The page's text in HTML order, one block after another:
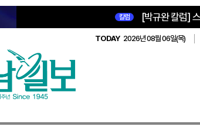
칼럼 [박규완 칼럼]
TODAY 2026년 08월 06일(목)